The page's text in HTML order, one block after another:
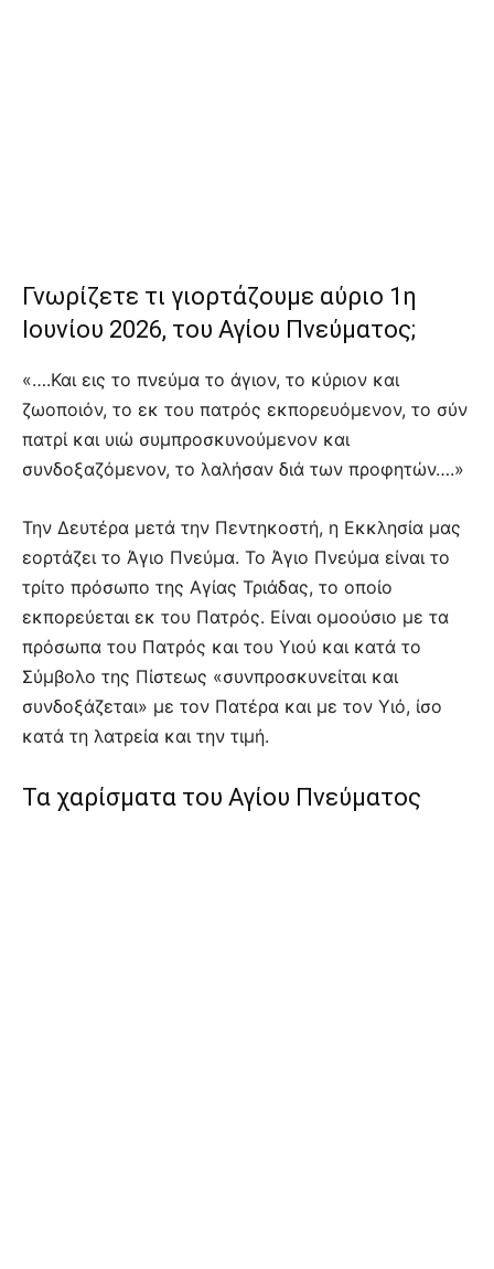
Γνωρίζετε τι γιορτάζουμε αύριο 1η
Ιουνίου 2026, του Αγίου Πνεύματος;
«….Και εις το πνεύμα το άγιον, το κύριον και
ζωοποιόν, το εκ του πατρός εκπορευόμενον, το σύν
πατρί και υιώ συμπροσκυνούμενον και
συνδοξαζόμενον, το λαλήσαν διά των προφητών….»
Την Δευτέρα μετά την Πεντηκοστή, η Εκκλησία μας
εορτάζει το Άγιο Πνεύμα. Το Άγιο Πνεύμα είναι το
τρίτο πρόσωπο της Αγίας Τριάδας, το οποίο
εκπορεύεται εκ του Πατρός. Είναι ομοούσιο με τα
πρόσωπα του Πατρός και του Υιού και κατά το
Σύμβολο της Πίστεως «συνπροσκυνείται και
συνδοξάζεται» με τον Πατέρα και με τον Υιό, ίσο
κατά τη λατρεία και την τιμή.
Τα χαρίσματα του Αγίου Πνεύματος